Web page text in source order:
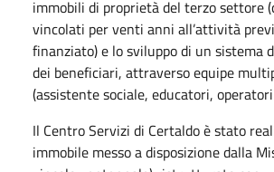
immobili di proprietà del terzo settore
vincolati per venti anni all’attività
finanziato) e lo sviluppo di un sistema
dei beneficiari, attraverso equipe
(assistente sociale, educatori,
Il Centro Servizi di Certaldo è stato
immobile messo a disposizione dalla